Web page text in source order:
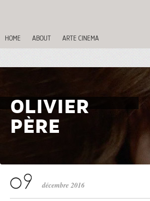
HOME ABOUT ARTE CINEMA
OLIVIER
PÈRE
décembre 2016